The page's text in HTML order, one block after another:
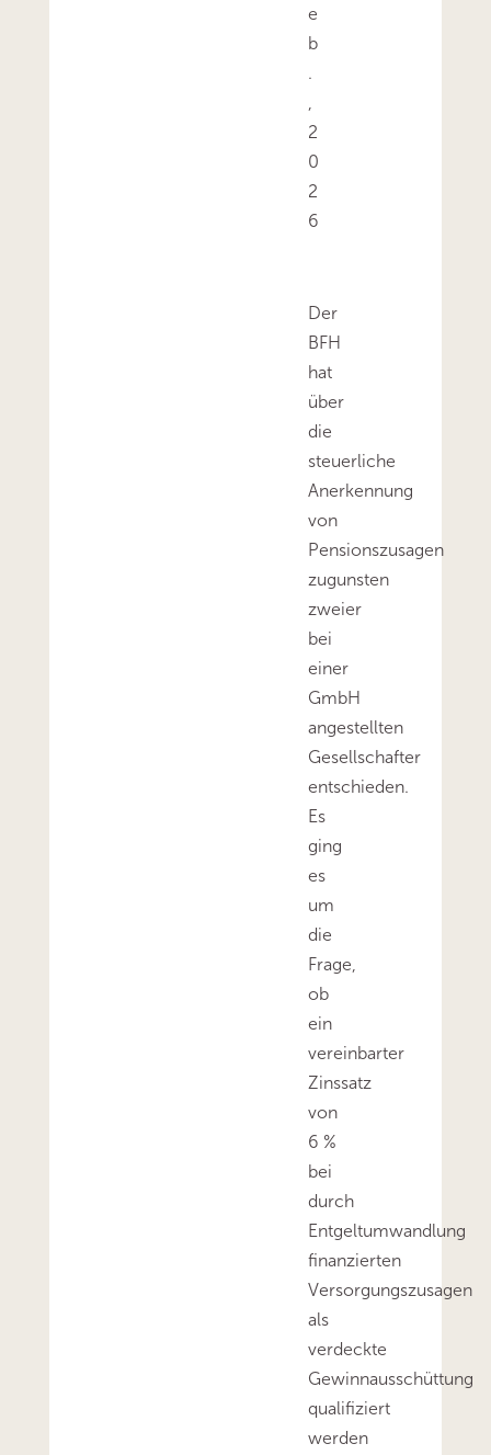
e
b
.
,
2
0
2
6
Der
BFH
hat
über
die
steuerliche
Anerkennung
von
Pensionszusagen
zugunsten
zweier
bei
einer
GmbH
angestellten
Gesellschafter
entschieden.
Es
ging
es
um
die
Frage,
ob
ein
vereinbarter
Zinssatz
von
6 %
bei
durch
Entgeltumwandlung
finanzierten
Versorgungszusagen
als
verdeckte
Gewinnausschüttung
qualifiziert
werden